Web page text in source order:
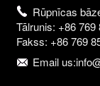
Rūpnīcas
Tālrunis: +86 769
Fakss: +86 769
Email